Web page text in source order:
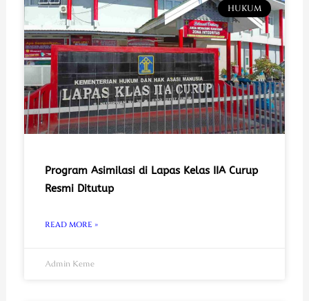
HUKUM
Program Asimilasi di Lapas Kelas IIA Curup
Resmi Ditutup
READ MORE »
Admin Keme